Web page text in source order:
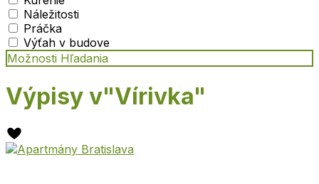
Náležitosti
Práčka
Výťah v budove
Možnosti Hľadania
Výpisy v"Vírivka"